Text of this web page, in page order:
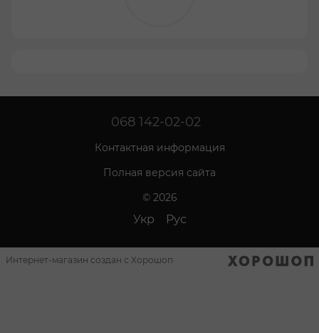
068 142-02-02
Контактная информация
Полная версия сайта
© 2026
Укр Рус
Интернет-магазин создан с Хорошоп